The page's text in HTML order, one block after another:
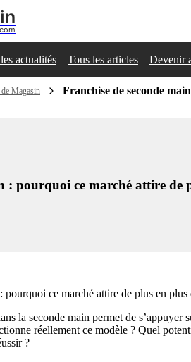
actualités Tous les articles Devenir
Magasin Franchise de seconde
: pourquoi ce marché attire
la seconde main permet de
réellement ce modèle ? Quel
?